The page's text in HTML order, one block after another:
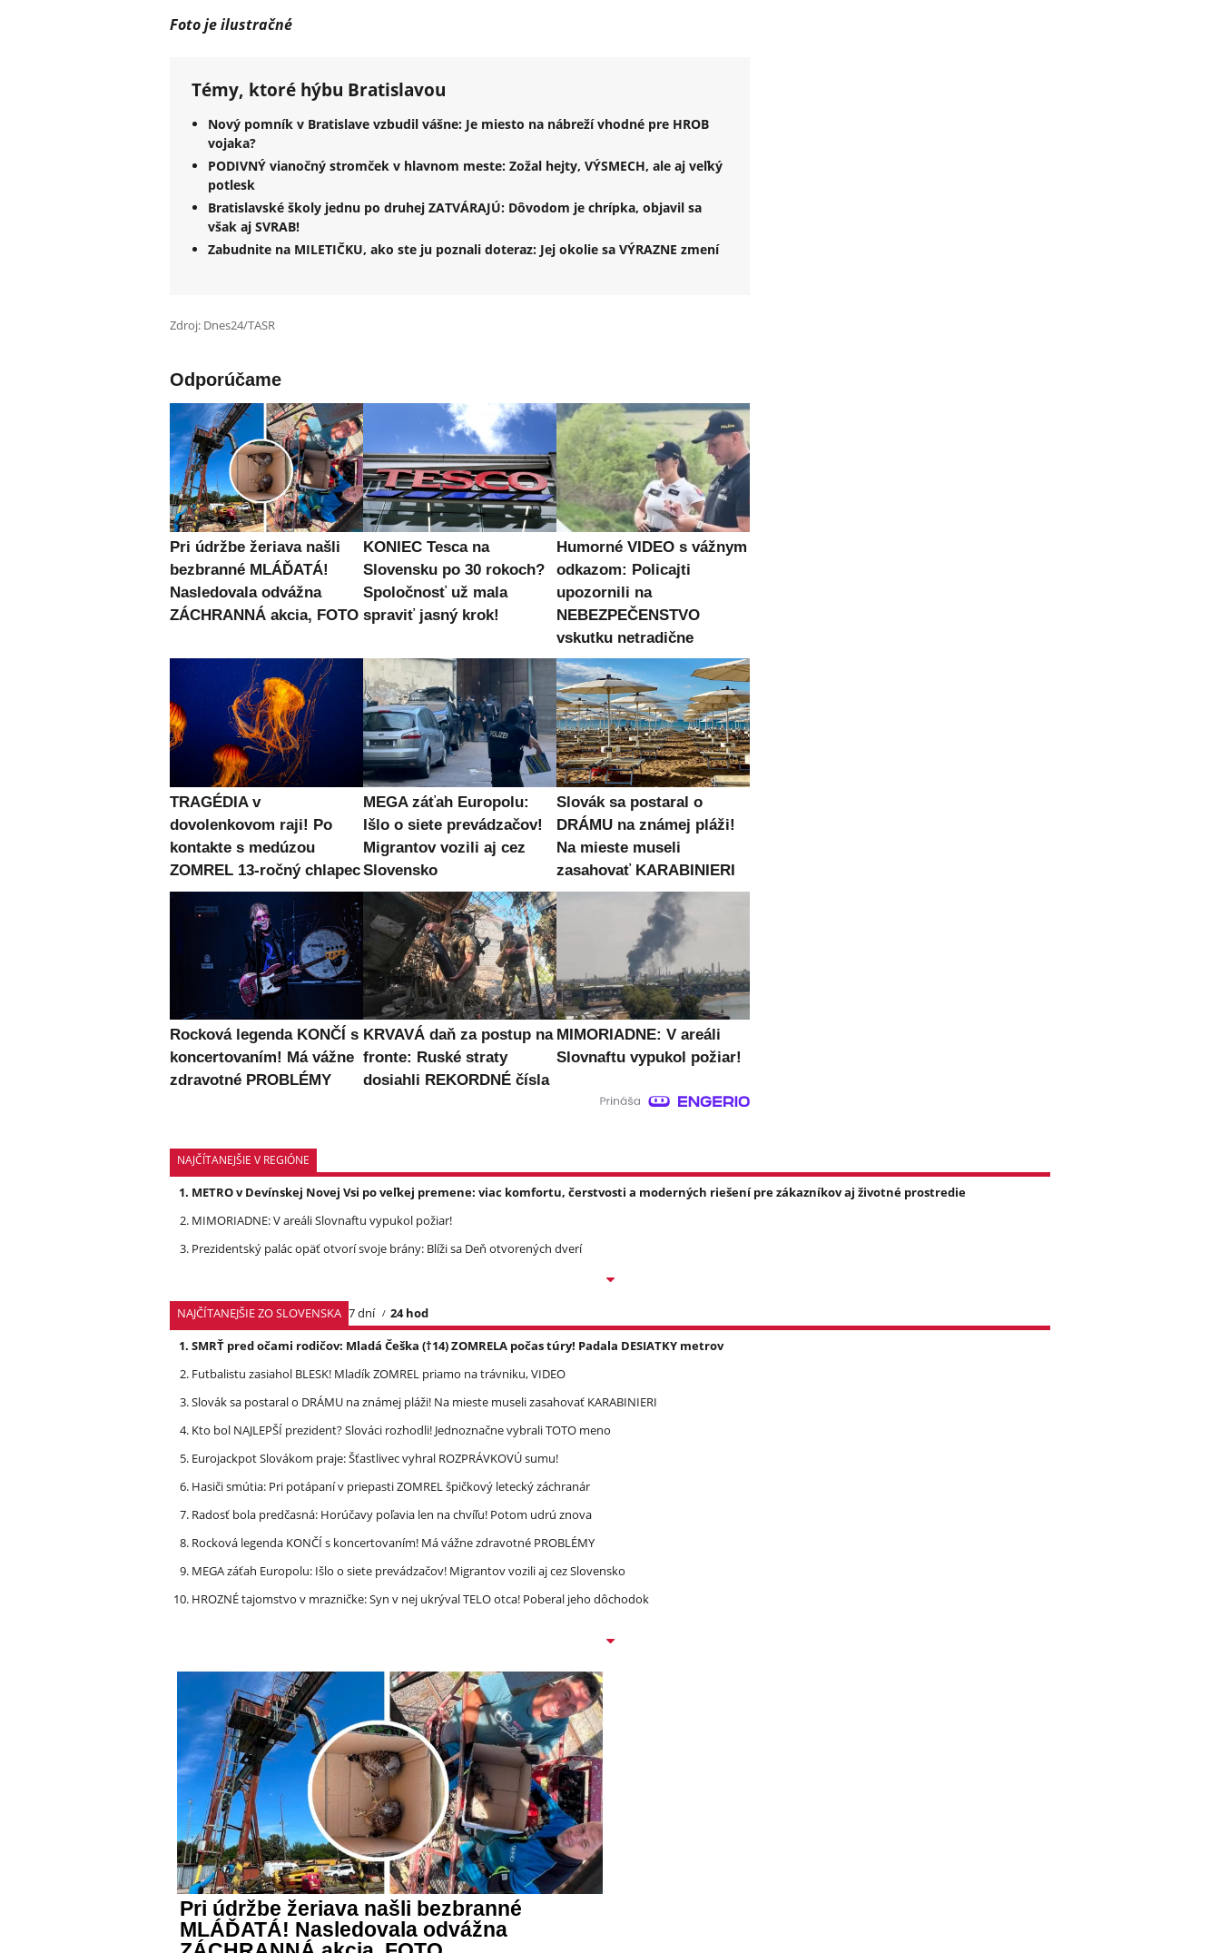
Foto je ilustračné
Témy, ktoré hýbu Bratislavou
Nový pomník v Bratislave vzbudil vášne: Je miesto na nábreží vhodné pre HROB
vojaka?
PODIVNÝ vianočný stromček v hlavnom meste: Zožal hejty, VÝSMECH, ale aj veľký
potlesk
Bratislavské školy jednu po druhej ZATVÁRAJÚ: Dôvodom je chrípka, objavil sa
však aj SVRAB!
Zabudnite na MILETIČKU, ako ste ju poznali doteraz: Jej okolie sa VÝRAZNE zmení
Zdroj: Dnes24/TASR
Odporúčame
Pri údržbe žeriava našli
bezbranné MLÁĎATÁ!
Nasledovala odvážna
ZÁCHRANNÁ akcia, FOTO
KONIEC Tesca na
Slovensku po 30 rokoch?
Spoločnosť už mala
spraviť jasný krok!
Humorné VIDEO s vážnym
odkazom: Policajti
upozornili na
NEBEZPEČENSTVO
vskutku netradične
TRAGÉDIA v
dovolenkovom raji! Po
kontakte s medúzou
ZOMREL 13-ročný chlapec
MEGA záťah Europolu:
Išlo o siete prevádzačov!
Migrantov vozili aj cez
Slovensko
Slovák sa postaral o
DRÁMU na známej pláži!
Na mieste museli
zasahovať KARABINIERI
Rocková legenda KONČÍ s
koncertovaním! Má vážne
zdravotné PROBLÉMY
KRVAVÁ daň za postup na
fronte: Ruské straty
dosiahli REKORDNÉ čísla
MIMORIADNE: V areáli
Slovnaftu vypukol požiar!
NAJČÍTANEJŠIE V REGIÓNE
METRO v Devínskej Novej Vsi po veľkej premene: viac komfortu, čerstvosti a moderných riešení pre zákazníkov aj životné prostredie
MIMORIADNE: V areáli Slovnaftu vypukol požiar!
Prezidentský palác opäť otvorí svoje brány: Blíži sa Deň otvorených dverí
NAJČÍTANEJŠIE ZO SLOVENSKA 7 dní
24 hod
SMRŤ pred očami rodičov: Mladá Češka (†14) ZOMRELA počas túry! Padala DESIATKY metrov
Futbalistu zasiahol BLESK! Mladík ZOMREL priamo na trávniku, VIDEO
Slovák sa postaral o DRÁMU na známej pláži! Na mieste museli zasahovať KARABINIERI
Kto bol NAJLEPŠÍ prezident? Slováci rozhodli! Jednoznačne vybrali TOTO meno
Eurojackpot Slovákom praje: Šťastlivec vyhral ROZPRÁVKOVÚ sumu!
Hasiči smútia: Pri potápaní v priepasti ZOMREL špičkový letecký záchranár
Radosť bola predčasná: Horúčavy poľavia len na chvíľu! Potom udrú znova
Rocková legenda KONČÍ s koncertovaním! Má vážne zdravotné PROBLÉMY
MEGA záťah Europolu: Išlo o siete prevádzačov! Migrantov vozili aj cez Slovensko
HROZNÉ tajomstvo v mrazničke: Syn v nej ukrýval TELO otca! Poberal jeho dôchodok
Pri údržbe žeriava našli bezbranné
MLÁĎATÁ! Nasledovala odvážna